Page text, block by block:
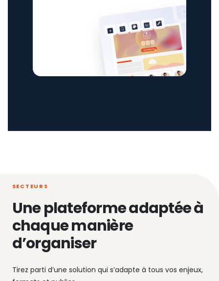
SECTEURS
Une plateforme adaptée à
chaque manière
d’organiser
Tirez parti d’une solution qui s’adapte à tous vos enjeux,